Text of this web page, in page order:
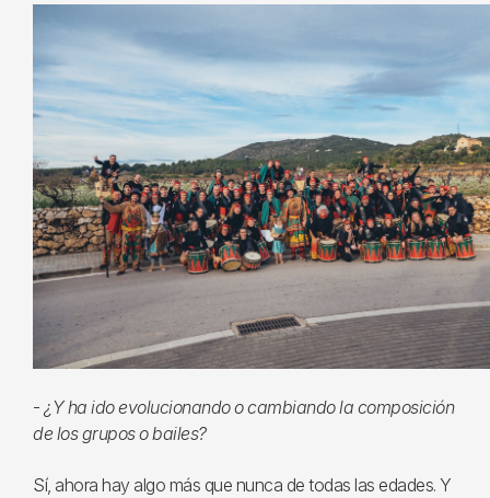
- ¿Y ha ido evolucionando o cambiando la composición
de los grupos o bailes?
Sí, ahora hay algo más que nunca de todas las edades. Y